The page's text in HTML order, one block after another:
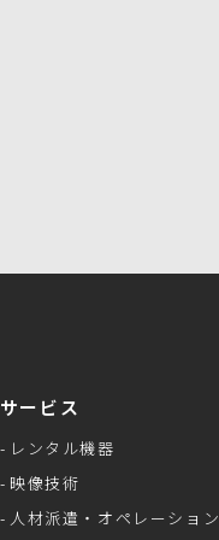
サービス
レンタル機器
映像技術
人材派遣・オペレーション